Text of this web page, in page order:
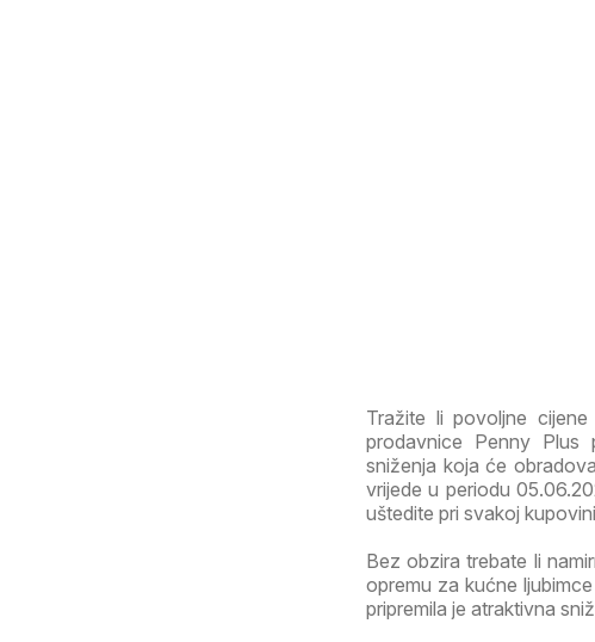
Tražite li povoljne
prodavnice Penny Plus
sniženja koja će
vrijede u periodu
uštedite pri svakoj
Bez obzira trebate li
opremu za kućne
pripremila je atraktivna